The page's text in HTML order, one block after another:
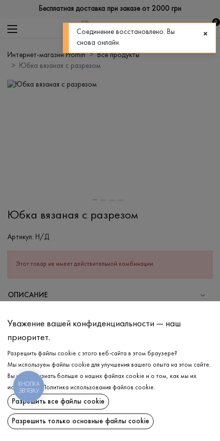
Бесплатная доставка при заказе от 2000 грн
0
Интернет-магазин Promin
Все продукты
Юбка вязаная с разрезом
Юбка вязаная с разрезом
Артикул: Н/Д
Этот товар не имеет действительной комбинации.
ОПИСАНИЕ
Юбка миди из мягкой пряжи имеет оригинальный элемент
перехода от обычной трикотажной вязки к фактурной вязке-
сетке, делая изделие более особенным. На поясе отделана
удобной резинкой, которая надежно держится на линии талии.
В то же время боковой вырез выглядит лаконично и изысканно,
подчеркивая длину ног.
СОСТАВ
Хлопок - 50%, Акрил - 50%
ДОСТАВКА
ВОЗВРАТ
Уважение вашей конфиденциальности — наш
приоритет.
Разрешить файлы cookie с этого веб-сайта в этом браузере?
Мы используем файлы cookie для улучшения вашего опыта на этом сайте.
Вы можете узнать больше о наших файлах cookie и о том, как мы их
используем.
Политика использования файлов cookie.
Разрешить все файлы cookie
Разрешить только основные файлы cookie
КНОПКА
ЗВ'ЯЗКУ
Соединение восстановлено. Вы
снова онлайн.